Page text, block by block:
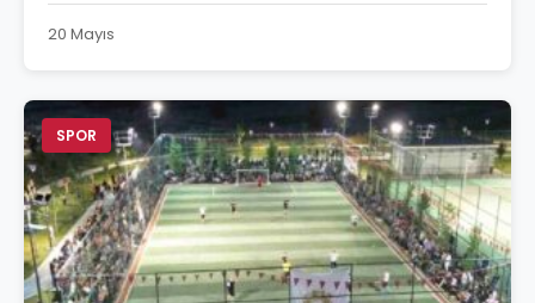
20 Mayıs
SPOR